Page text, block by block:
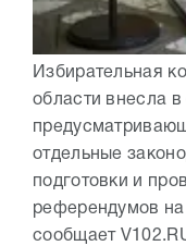
Избирательная
области внесла в
отдельные
подготовки и
референдумов на
сообщает